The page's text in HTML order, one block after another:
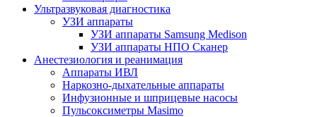
Ультразвуковая диагностика
УЗИ аппараты
УЗИ аппараты Samsung Medison
УЗИ аппараты НПО Сканер
Анестезиология и реанимация
Аппараты ИВЛ
Наркозно-дыхательные аппараты
Инфузионные и шприцевые насосы
Пульсоксиметры Masimo